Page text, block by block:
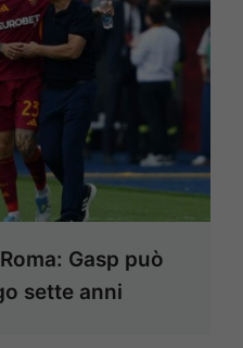
Gasp può
sette anni